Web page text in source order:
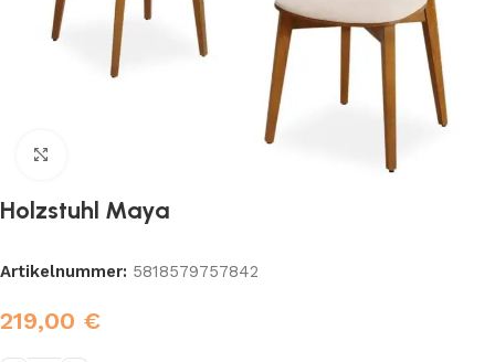
Holzstuhl Maya
Artikelnummer: 5818579757842
219,00 €